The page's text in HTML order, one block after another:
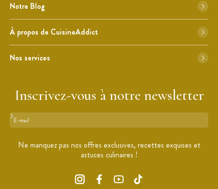
Notre Blog
À propos de CuisineAddict
Nos services
Inscrivez-vous à notre newsletter
Format : adresse@email.com
Ne manquez pas nos offres exclusives, recettes exquises et
astuces culinaires !